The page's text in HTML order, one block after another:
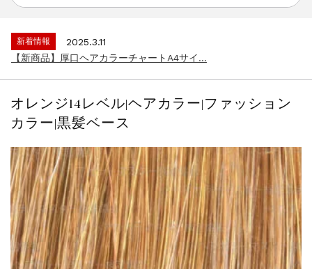
新着情報
2026.7.1
新着情報
2025.3.11
【新商品】厚口ヘアカラーチャートA4サイ...
新着情報
2024.4.10
在庫処分セールのお知らせ【なくなり次第終...
一部ヘアカラーチャートのお値引きを行いま...
新着情報
2026.7.1
2026年度夏季・シルバーウィーク休業の...
新着情報
2025.3.11
【新商品】厚口ヘアカラーチャートA4サイ...
新着情報
2024.7.2
9月24日頃よりオンラインショップの送料...
オレンジ14レベル|ヘアカラー|ファッション
カラー|黒髪ベース